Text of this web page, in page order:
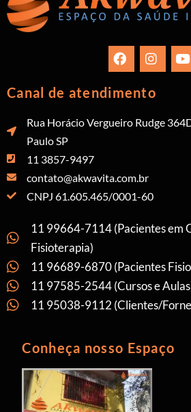
Canal de atendimento
Rua Horácio Vergueiro Rudge
Paulo SP
11 3857-9497
contato@akwavita.com.br
CNPJ 61.605.465/0001-60
11 99664-7114 (Pacientes em
Fisioterapia)
11 96689-6870 (Pacientes
11 97585-2544 (Cursos e
11 95038-9112 (Clientes/
Conheça nosso Espaço